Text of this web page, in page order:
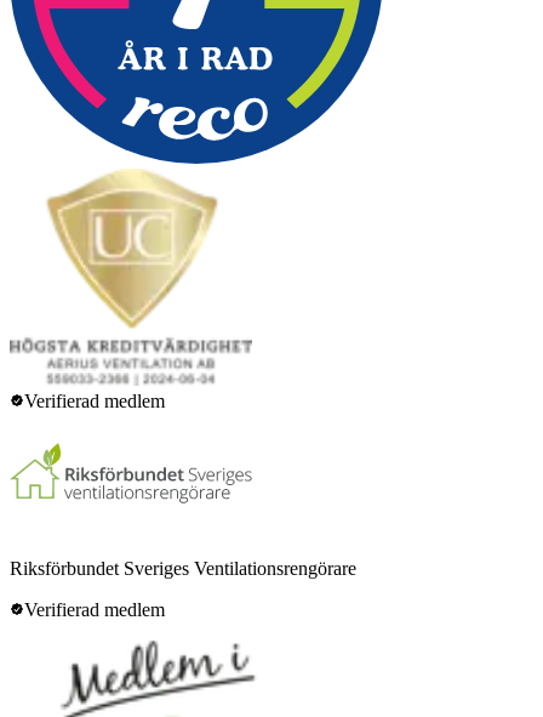
Verifierad medlem
Riksförbundet Sveriges Ventilationsrengörare
Verifierad medlem